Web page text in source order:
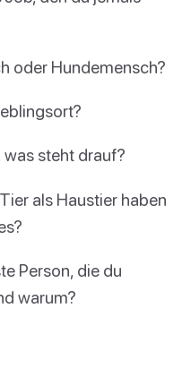
oder Hundemensch?
was steht drauf?
als Haustier haben
Person, die du
warum?